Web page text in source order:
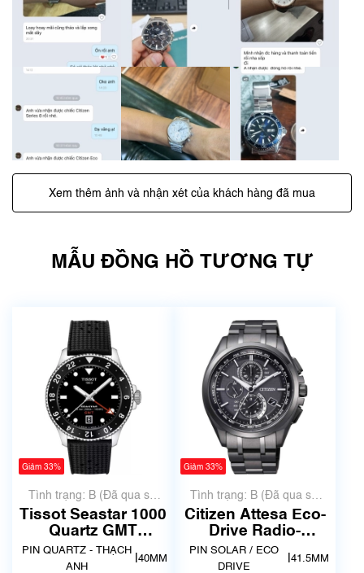
Xem thêm ảnh và nhận xét của khách hàng đã mua
MẪU ĐỒNG HỒ TƯƠNG TỰ
Giảm 33%
Tình trạng: B (Đã qua sử
dụng, hàng đẹp, có chút
xước dăm)
Tissot Seastar 1000
Quartz GMT
T120.852.17.051.00
PIN QUARTZ - THẠCH
ANH
40MM
Giảm 33%
Tình trạng: B (Đã qua sử
dụng, hàng đẹp, có chút
xước dăm)
Citizen Attesa Eco-
Drive Radio-
Controlled AT8044-
56E
PIN SOLAR / ECO
DRIVE
41.5MM